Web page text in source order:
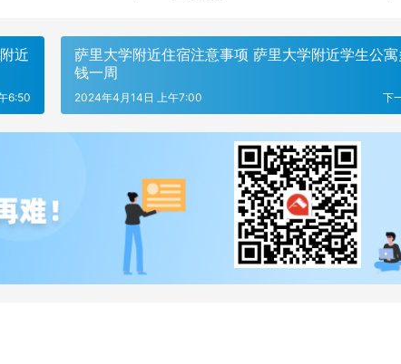
近
6:50
萨里大学附近住宿注意事项 萨里大学附近学生公
钱一周
下
2024年4月14日 上午7:00